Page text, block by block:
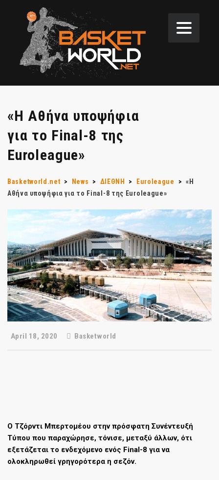
«H Αθήνα υποψήφια
για το Final-8 της
Euroleague»
Basketworld.net > News > ΔΙΕΘΝΗ > Euroleague > «H
Αθήνα υποψήφια για το Final-8 της Euroleague»
April 18, 2020 Basketworld
Ο Τζόρντι Μπερτομέου στην πρόσφατη Συνέντευξή
Τύπου που παραχώρησε, τόνισε, μεταξύ άλλων, ότι
εξετάζεται το ενδεχόμενο ενός Final-8 για να
ολοκληρωθεί γρηγορότερα η σεζόν.